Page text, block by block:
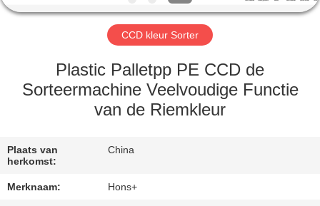
FABRIEKSREIS
KWALITEITSCONTROLE
CONTACTEER
CCD kleur Sorter
Plastic Palletpp PE CCD de
Sorteermachine Veelvoudige Functie
van de Riemkleur
Plaats van
herkomst:
China
Merknaam: Hons+